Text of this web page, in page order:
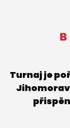
Turnaj je